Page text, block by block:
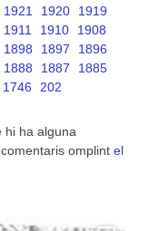
1921 1920
1919
1911 1910
1908
1898 1897
1896
1888 1887
1885
1746 202
hi ha alguna
omplint el